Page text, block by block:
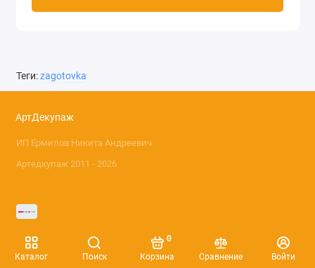
Каталог Поиск Корзина
0
Сравнение
Войти
Теги:zagotovka
АртДекупаж
ИП Ермилов Никита Андреевич
Артедкупаж 2011 - 2026